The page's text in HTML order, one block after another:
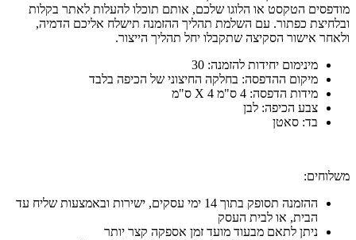
מודפסים הטקסט או הלוגו שלכם, אותם תוכלו להעלות לאתר בקלות
ובלחיצת כפתור. עם השלמת תהליך ההזמנה תישלח אליכם הדמיה,
ולאחר אישור הסקיצה שתקבלו יחל תהליך הייצור.
מינימום יחידות להזמנה: 30
מיקום ההדפסה: בחלקה החיצוני של הכיפה בלבד
מידות הדפסה: 4 ס"מ X 4 ס"מ
צבע הכיפה: לבן
בד: סאטן
משלוחים:
ההזמנה תסופק בתוך 14 ימי עסקים, ישירות ובאמצעות שליח עד
הבית, או לבית העסק
ניתן לתאם מבעוד מועד זמן אספקה קצר יותר